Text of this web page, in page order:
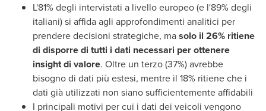
L'81% degli intervistati a livello europeo (e l'89% degli
italiani) si affida agli approfondimenti analitici per
prendere decisioni strategiche, masolo il 26% ritiene
di disporre di tutti i dati necessari per ottenere
insight di valore. Oltre un terzo (37%) avrebbe
bisogno di dati più estesi, mentre il 18% ritiene che i
dati già utilizzati non siano sufficientemente affidabili
I principali motivi per cui i dati dei veicoli vengono